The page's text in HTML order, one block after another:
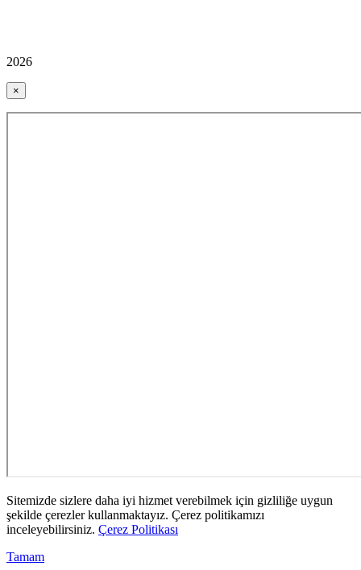
2026
×
Sitemizde sizlere daha iyi hizmet verebilmek için gizliliğe uygun
şekilde çerezler kullanmaktayız. Çerez politikamızı
inceleyebilirsiniz. Çerez Politikası
Tamam